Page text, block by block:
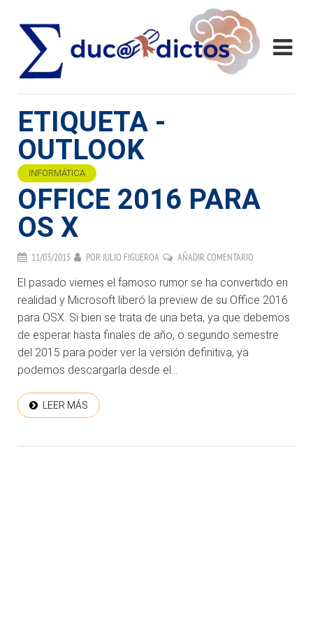
ETIQUETA -
OUTLOOK
INFORMÁTICA
OFFICE 2016 PARA
OS X
11/03/2015 PORJULIO FIGUEROA AÑADIR COMENTARIO
El pasado viernes el famoso rumor se ha convertido en
realidad y Microsoft liberó la preview de su Office 2016
para OSX. Si bien se trata de una beta, ya que debemos
de esperar hasta finales de año, o segundo semestre
del 2015 para poder ver la versión definitiva, ya
podemos descargarla desde el...
LEER MÁS